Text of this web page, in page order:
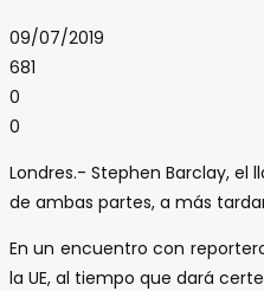
09/07/2019
681
0
0
Londres.- Stephen Barclay, el
de ambas partes, a más
En un encuentro con
la UE, al tiempo que dará